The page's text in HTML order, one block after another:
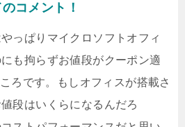
コメント！
っぱりマイクロソフトオフィ
も拘らずお値段がクーポン適
ろです。もしオフィスが搭載さ
段はいくらになるんだろ